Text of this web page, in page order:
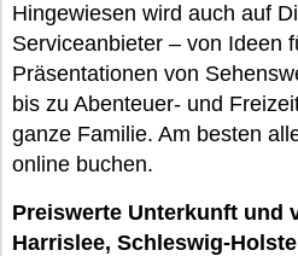
Hingewiesen wird auch auf
Serviceanbieter – von Ideen
Präsentationen von
bis zu Abenteuer- und
ganze Familie. Am besten
online buchen.
Preiswerte Unterkunft und
Harrislee, Schleswig-